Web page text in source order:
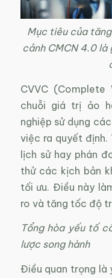
Mục tiêu của
cảnh CMCN 4.0 là
CVVC
chuỗi giá trị ảo
nghiệp sử dụng
việc ra quyết định.
lịch sử hay phán
thử các kịch bản
tối ưu. Điều này
ro và tăng tốc độ
Tổng hòa yếu tố
lược song hành
Điều quan trọng là